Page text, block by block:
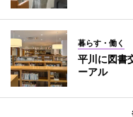
暮らす・働く
平川に図書
ーアル